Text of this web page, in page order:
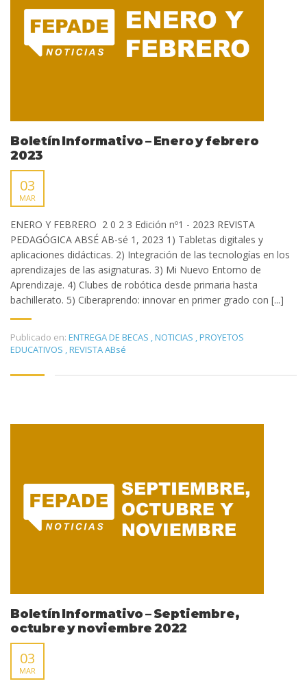
Boletín Informativo – Enero y febrero
2023
03
MAR
ENERO Y FEBRERO 2 0 2 3 Edición nº1 - 2023 REVISTA
PEDAGÓGICA ABSÉ AB-sé 1, 2023 1) Tabletas digitales y
aplicaciones didácticas. 2) Integración de las tecnologías en los
aprendizajes de las asignaturas. 3) Mi Nuevo Entorno de
Aprendizaje. 4) Clubes de robótica desde primaria hasta
bachillerato. 5) Ciberaprendo: innovar en primer grado con [...]
Publicado en: ENTREGA DE BECAS ,NOTICIAS ,PROYETOS
EDUCATIVOS ,REVISTA ABsé
Boletín Informativo – Septiembre,
octubre y noviembre 2022
03
MAR